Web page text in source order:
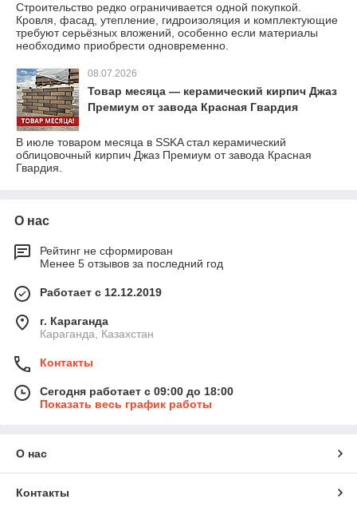
Строительство редко ограничивается одной покупкой.
Кровля, фасад, утепление, гидроизоляция и комплектующие
требуют серьёзных вложений, особенно если материалы
необходимо приобрести одновременно.
08.07.2026
Товар месяца — керамический кирпич Джаз
Премиум от завода Красная Гвардия
В июле товаром месяца в SSKA стал керамический
облицовочный кирпич Джаз Премиум от завода Красная
Гвардия.
О нас
Рейтинг не сформирован
Менее 5 отзывов за последний год
Работает с 12.12.2019
г. Караганда
Караганда, Казахстан
Контакты
Сегодня работает с 09:00 до 18:00
Показать весь график работы
О нас
Контакты